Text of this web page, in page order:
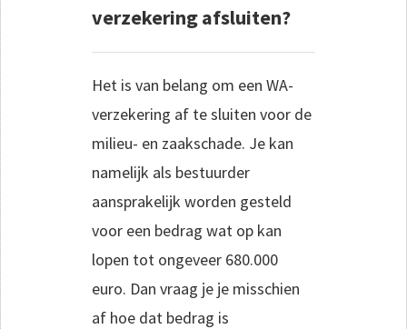
verzekering afsluiten?
Het is van belang om een WA-
verzekering af te sluiten voor de
milieu- en zaakschade. Je kan
namelijk als bestuurder
aansprakelijk worden gesteld
voor een bedrag wat op kan
lopen tot ongeveer 680.000
euro. Dan vraag je je misschien
af hoe dat bedrag is